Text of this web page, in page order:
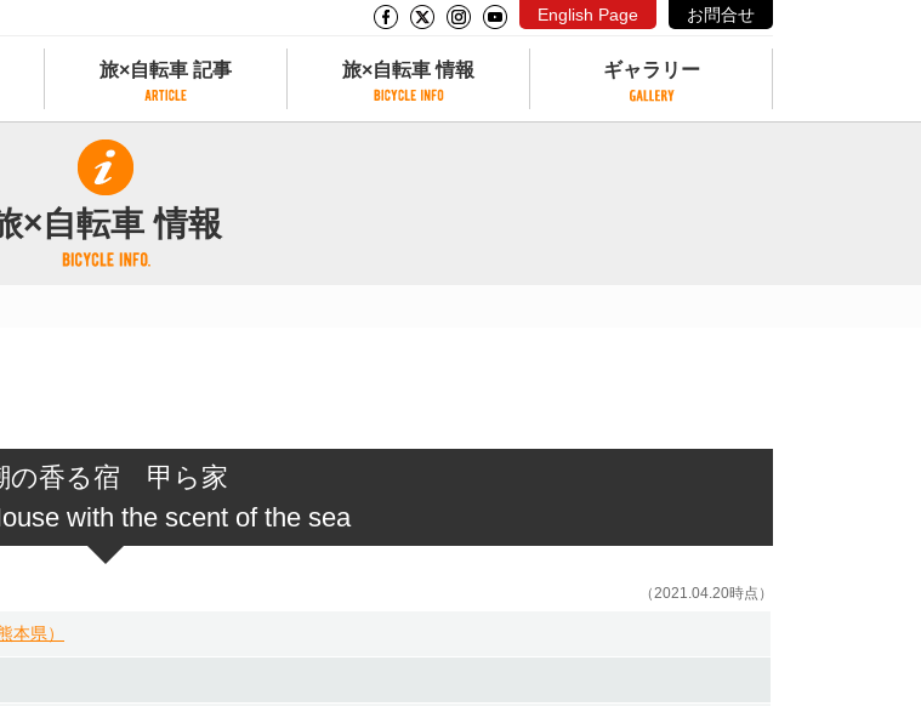
English Page お問合せ
旅×自転車 記事
旅×自転車 記事
記事一覧
カテゴリから探す
旅×自転車 情報
サイクリストにやさしい宿
サイクルトレイン
タンデム自転車があるレンタサイクル
ギャラリー
×自転車 情報
の香る宿 甲ら家
with the scent of the sea
（2021.04.20時点）
本県）